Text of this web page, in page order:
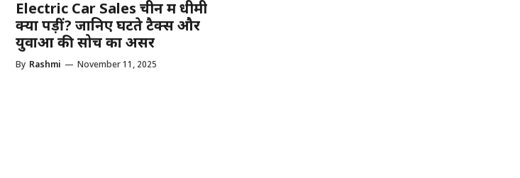
Electric Car Sales चीन में धीमी
क्यों पड़ीं? जानिए घटते टैक्स और
युवाओं की सोच का असर
By Rashmi — November 11, 2025